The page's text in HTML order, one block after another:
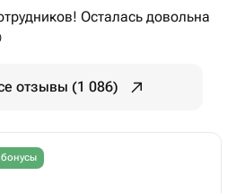
Осталась довольна
отзывы (1 086)